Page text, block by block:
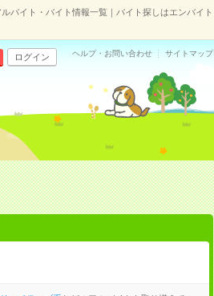
バイト・バイト情報一覧｜バイト探しはエンバイト
ログイン ヘルプ・お問い合わせ サイトマップ